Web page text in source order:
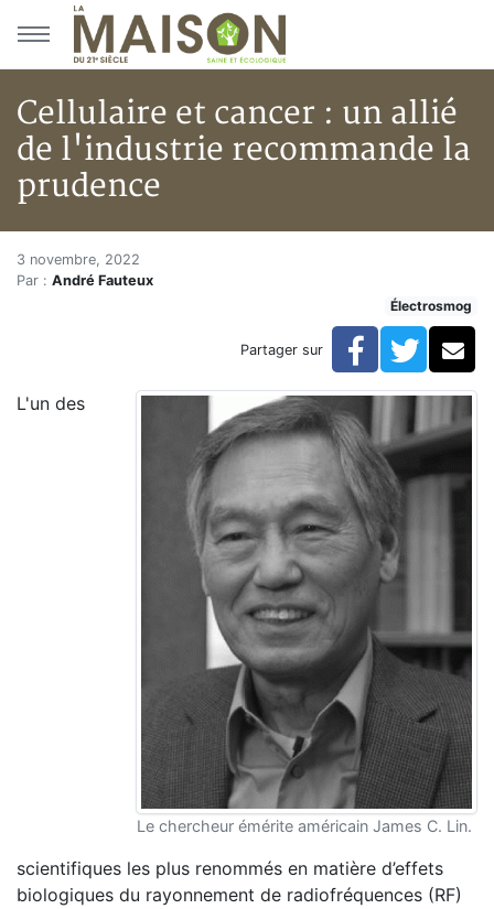
Aller au menu principal
Aller au contenu principal
Cellulaire et cancer : un allié
de l'industrie recommande la
prudence
Accueil
Articles
Cellulaire et cancer : un allié de l'industrie
Cellulaire et cancer : un allié
3 novembre, 2022
Par : André Fauteux
Électrosmog
Partager sur Facebook
Le chercheur émérite américain James C. Lin.
L'un des
scientifiques les plus renommés en matière d’effets
biologiques du rayonnement de radiofréquences (RF)